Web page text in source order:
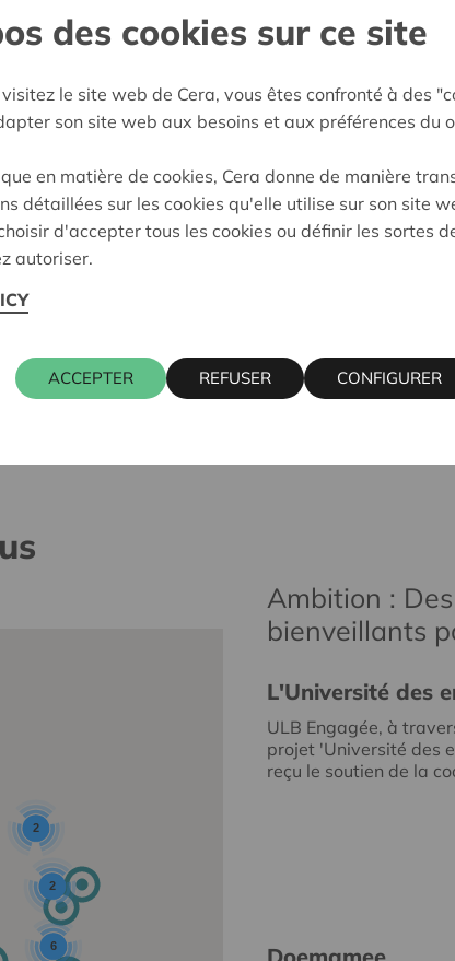
Approuvé
6
2
2
Ambition :
bienveillants
L'Université des
ULB Engagée, à
projet 'Université des
reçu le soutien de la
des cookies sur ce site
le site web de Cera, vous êtes confronté à des
son site web aux besoins et aux préférences du
en matière de cookies, Cera donne de manière
détaillées sur les cookies qu'elle utilise sur son site
d'accepter tous les cookies ou définir les sortes
autoriser.
ACCEPTER REFUSER CONFIGURER